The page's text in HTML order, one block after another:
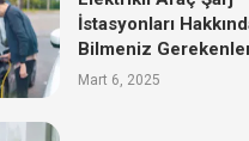
İstasyonları
Bilmeniz
Mart 6, 2025